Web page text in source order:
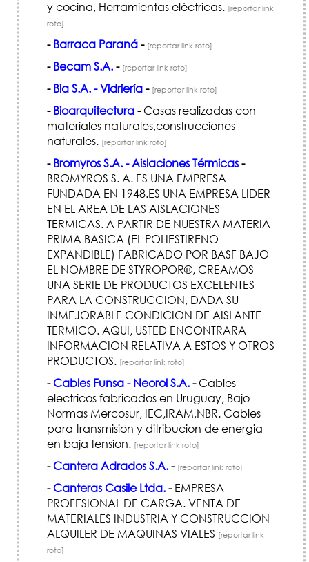
y cocina, Herramientas eléctricas. [reportar link
roto]
- Barraca Paraná- [reportar link roto]
- Becam S.A.- [reportar link roto]
- Bia S.A. - Vidriería- [reportar link roto]
- Bioarquitectura-Casas realizadas con
materiales naturales,construcciones
naturales. [reportar link roto]
- Bromyros S.A. - Aislaciones Térmicas-
BROMYROS S. A. ES UNA EMPRESA
FUNDADA EN 1948.ES UNA EMPRESA LIDER
EN EL AREA DE LAS AISLACIONES
TERMICAS. A PARTIR DE NUESTRA MATERIA
PRIMA BASICA (EL POLIESTIRENO
EXPANDIBLE) FABRICADO POR BASF BAJO
EL NOMBRE DE STYROPOR®, CREAMOS
UNA SERIE DE PRODUCTOS EXCELENTES
PARA LA CONSTRUCCION, DADA SU
INMEJORABLE CONDICION DE AISLANTE
TERMICO. AQUI, USTED ENCONTRARA
INFORMACION RELATIVA A ESTOS Y OTROS
PRODUCTOS. [reportar link roto]
-Cables Funsa - Neorol S.A.-Cables
electricos fabricados en Uruguay, Bajo
Normas Mercosur, IEC,IRAM,NBR. Cables
para transmision y ditribucion de energia
en baja tension. [reportar link roto]
-Cantera Adrados S.A.- [reportar link roto]
-Canteras Casile Ltda.-EMPRESA
PROFESIONAL DE CARGA. VENTA DE
MATERIALES INDUSTRIA Y CONSTRUCCION
ALQUILER DE MAQUINAS VIALES [reportar link
roto]